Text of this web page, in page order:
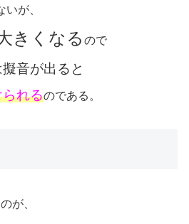
が、
きくなる ので
音が出ると
れるのである。
が、